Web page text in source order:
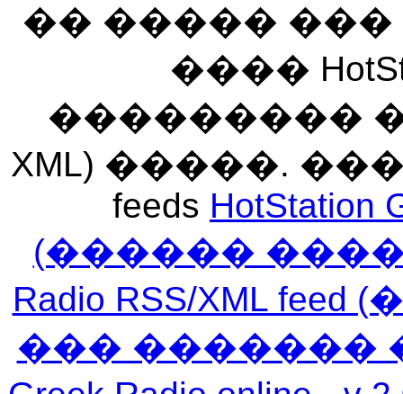
�� �����
����
��������� ���
XML) �����.
feeds HotStation
(������
Radio RSS/XML
��� �������